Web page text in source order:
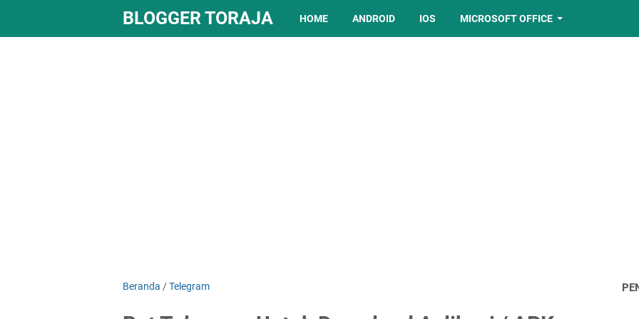
BLOGGER TORAJA HOME ANDROID IOS MICROSOFT OFFICE
Beranda /Telegram